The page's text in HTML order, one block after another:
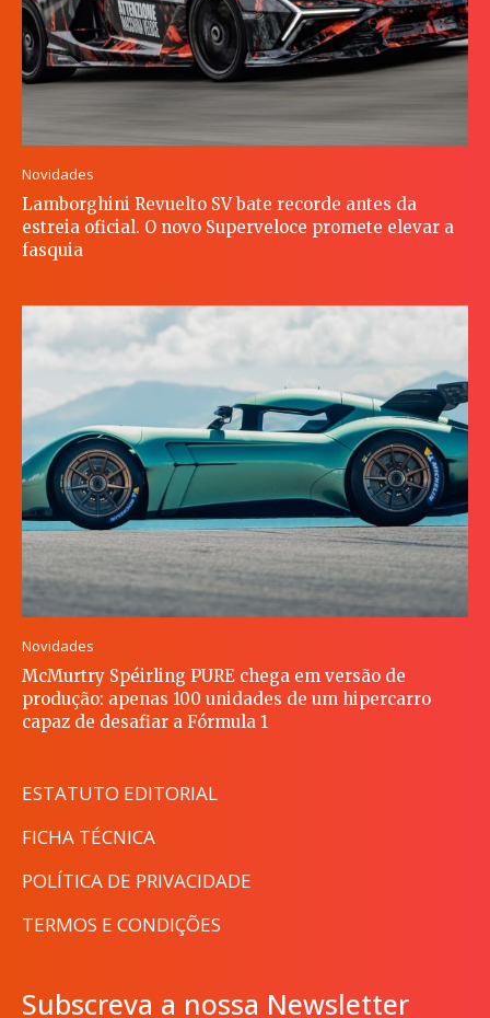
Novidades
Lamborghini Revuelto SV bate recorde antes da
estreia oficial. O novo Superveloce promete elevar a
fasquia
Novidades
McMurtry Spéirling PURE chega em versão de
produção: apenas 100 unidades de um hipercarro
capaz de desafiar a Fórmula 1
ESTATUTO EDITORIAL
FICHA TÉCNICA
POLÍTICA DE PRIVACIDADE
TERMOS E CONDIÇÕES
Subscreva a nossa Newsletter